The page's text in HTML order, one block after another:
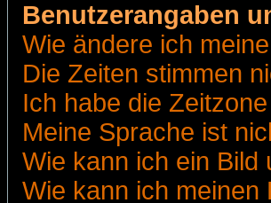
Benutzerangaben
Wie ändere ich
Die Zeiten stimmen
Ich habe die
Meine Sprache ist
Wie kann ich ein Bild
Wie kann ich meinen